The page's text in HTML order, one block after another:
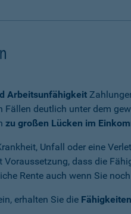
Arbeitsunfähigkeit
Fällen deutlich unter dem
zu großen Lücken im
Unfall oder eine
Voraussetzung, dass die
Rente auch wenn Sie
erhalten Sie die